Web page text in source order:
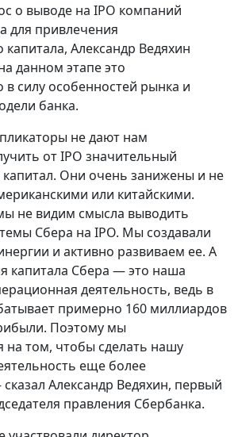
о выводе на IPO компаний
для привлечения
Александр Ведяхин
данном этапе это
в силу особенностей рынка и
банка.
не дают нам
от IPO значительный
Они очень занижены и не
или китайскими.
не видим смысла выводить
Сбера на IPO. Мы создавали
и активно развиваем ее. А
капитала Сбера — это наша
деятельность, ведь в
примерно 160 миллиардов
Поэтому мы
на том, чтобы сделать нашу
еще более
Александр Ведяхин, первый
правления Сбербанка.